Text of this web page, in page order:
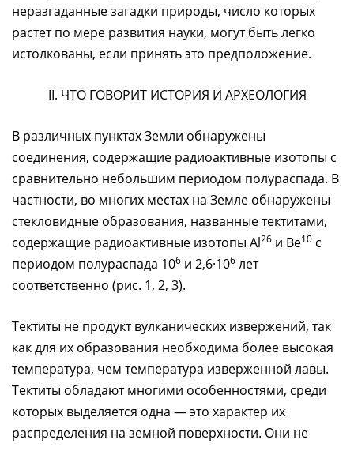
неразгаданные загадки природы, число которых
растет по мере развития науки, могут быть легко
истолкованы, если принять это предположение.
II. ЧТО ГОВОРИТ ИСТОРИЯ И АРХЕОЛОГИЯ
В различных пунктах Земли обнаружены
соединения, содержащие радиоактивные изотопы с
сравнительно небольшим периодом полураспада. В
частности, во многих местах на Земле обнаружены
стекловидные образования, названные тектитами,
содержащие радиоактивные изотопы Аl26 и Be10 с
периодом полураспада 106 и 2,6·106 лет
соответственно (рис. 1, 2, 3).
Тектиты не продукт вулканических извержений, так
как для их образования необходима более высокая
температура, чем температура изверженной лавы.
Тектиты обладают многими особенностями, среди
которых выделяется одна — это характер их
распределения на земной поверхности. Они не